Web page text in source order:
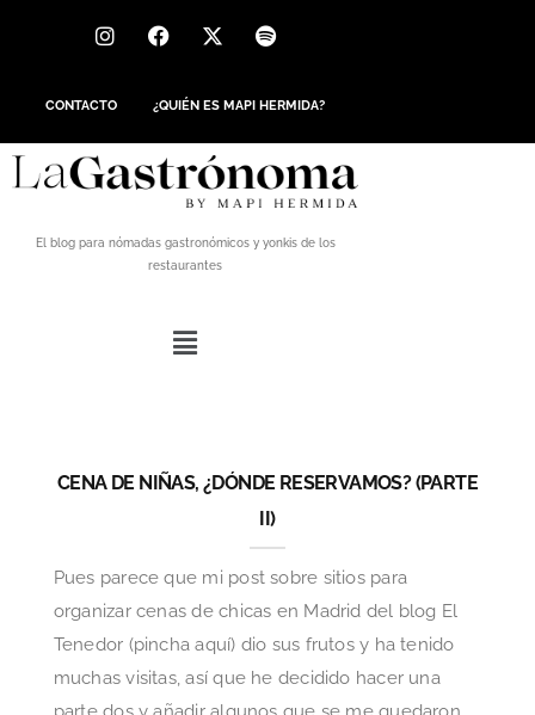
CONTACTO ¿QUIÉN ES MAPI HERMIDA?
El blog para nómadas gastronómicos y yonkis de los
restaurantes
CENA DE NIÑAS, ¿DÓNDE RESERVAMOS? (PARTE
II)
Pues parece que mi post sobre sitios para
organizar cenas de chicas en Madrid del blog El
Tenedor (pincha aquí) dio sus frutos y ha tenido
muchas visitas, así que he decidido hacer una